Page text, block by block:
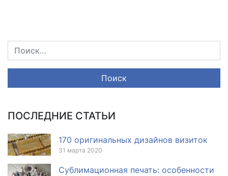
ПОСЛЕДНИЕ СТАТЬИ
170 оригинальных дизайнов визиток
31 марта 2020
Сублимационная печать: особенности